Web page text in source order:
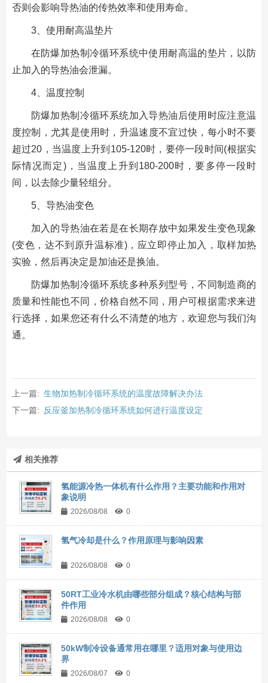
否则会影响导热油的传热效率和使用寿命。
3、使用耐高温垫片
在防爆加热制冷循环系统中使用耐高温的垫片，以防
止加入的导热油会泄漏。
4、温度控制
防爆加热制冷循环系统加入导热油后使用时应注意温
度控制，尤其是使用时，升温速度不宜过快，每小时不要
超过20，当温度上升到105-120时，要停一段时间(根据实
际情况而定)，当温度上升到180-200时，要多停一段时
间，以去除少量轻组分。
5、导热油变色
加入的导热油在若是在长期存放中如果发生变色现象
(变色，达不到原升温标准)，应立即停止加入，取样加热
实验，然后再决定是加油还是换油。
防爆加热制冷循环系统多种系列型号，不同制造商的
质量和性能也不同，价格自然不同，用户可根据需求来进
行选择，如果您还有什么不清楚的地方，欢迎您与我们沟
通。
上一篇: 生物加热制冷循环系统的温度故障解决办法
下一篇:
反应釜加热制冷循环系统如何进行温度设定
相关推荐
氢能源冷热一体机有什么作用？主要功能和作用对
象说明
2026/08/08 0
氢气冷却是什么？作用原理与影响因素
2026/08/08 0
50RT工业冷水机由哪些部分组成？核心结构与部
件作用
2026/08/08 0
50kW制冷设备通常用在哪里？适用对象与使用边
界
2026/08/07 0